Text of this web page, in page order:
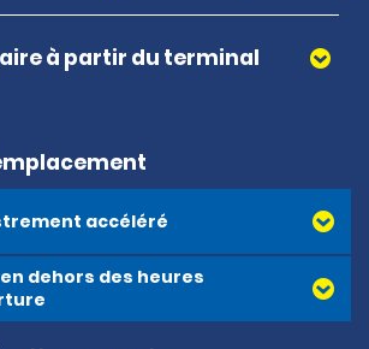
à partir du terminal
accéléré
dehors des heures